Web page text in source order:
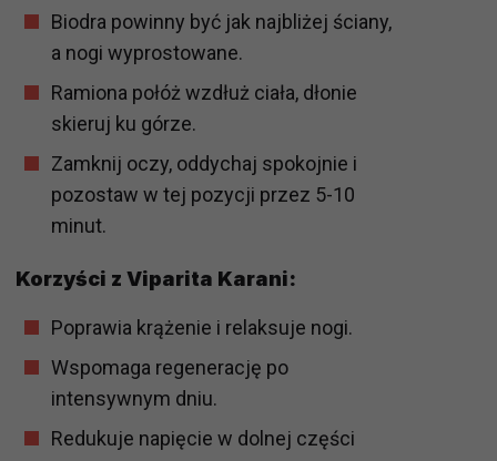
Biodra powinny być jak najbliżej ściany,
a nogi wyprostowane.
Ramiona połóż wzdłuż ciała, dłonie
skieruj ku górze.
Zamknij oczy, oddychaj spokojnie i
pozostaw w tej pozycji przez 5-10
minut.
Korzyści z Viparita Karani:
Poprawia krążenie i relaksuje nogi.
Wspomaga regenerację po
intensywnym dniu.
Redukuje napięcie w dolnej części